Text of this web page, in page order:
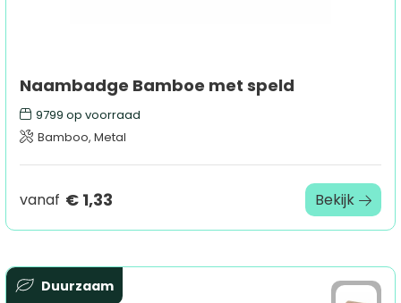
Naambadge Bamboe met speld
9799 op voorraad
Bamboo, Metal
vanaf € 1,33 Bekijk
Duurzaam